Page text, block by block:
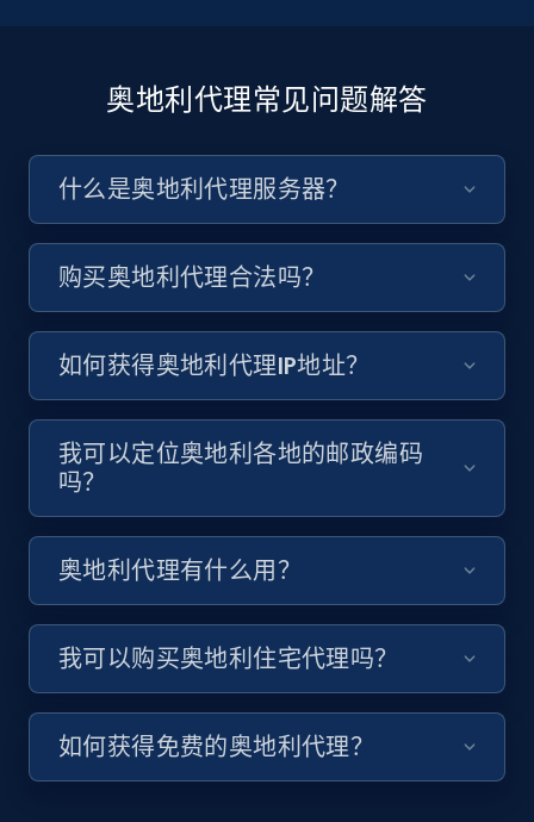
奥地利代理常见问题解答
什么是奥地利代理服务器？
购买奥地利代理合法吗？
如何获得奥地利代理IP地址？
我可以定位奥地利各地的邮政编码
吗？
奥地利代理有什么用？
我可以购买奥地利住宅代理吗？
如何获得免费的奥地利代理？